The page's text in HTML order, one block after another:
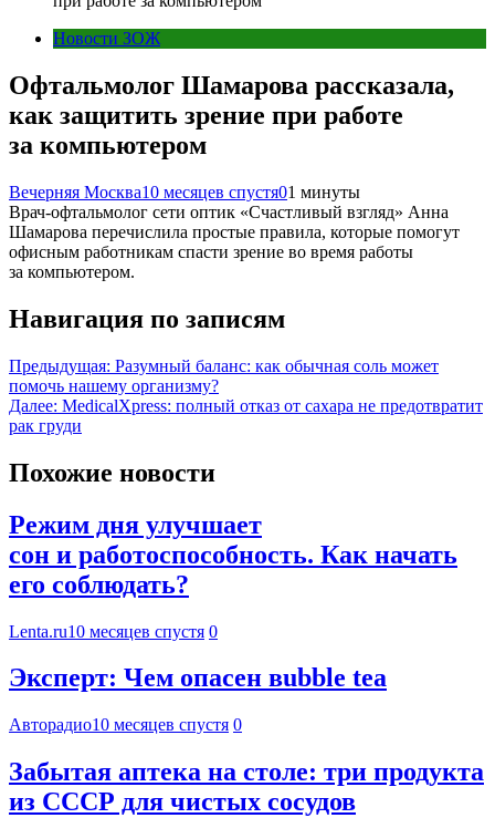
Новости ЗОЖ
Офтальмолог Шамарова рассказала,
как защитить зрение при работе
за компьютером
Вечерняя Москва10 месяцев спустя01 минуты
Врач-офтальмолог сети оптик «Счастливый взгляд» Анна
Шамарова перечислила простые правила, которые помогут
офисным работникам спасти зрение во время работы
за компьютером.
Навигация по записям
Предыдущая: Разумный баланс: как обычная соль может
помочь нашему организму?
Далее: MedicalXpress: полный отказ от сахара не предотвратит
рак груди
Похожие новости
Режим дня улучшает
сон и работоспособность. Как начать
его соблюдать?
Lenta.ru10 месяцев спустя 0
Эксперт: Чем опасен вubble tea
Авторадио10 месяцев спустя 0
Забытая аптека на столе: три продукта
из СССР для чистых сосудов